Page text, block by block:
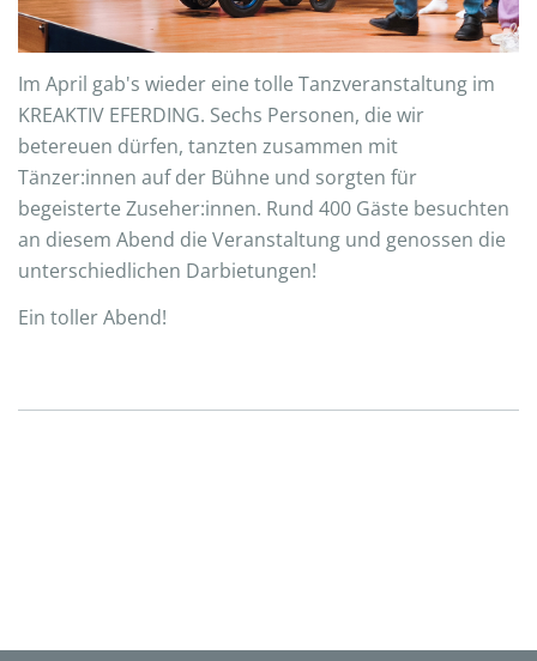
Im April gab's wieder eine tolle Tanzveranstaltung im
KREAKTIV EFERDING. Sechs Personen, die wir
betereuen dürfen, tanzten zusammen mit
Tänzer:innen auf der Bühne und sorgten für
begeisterte Zuseher:innen. Rund 400 Gäste besuchten
an diesem Abend die Veranstaltung und genossen die
unterschiedlichen Darbietungen!
Ein toller Abend!